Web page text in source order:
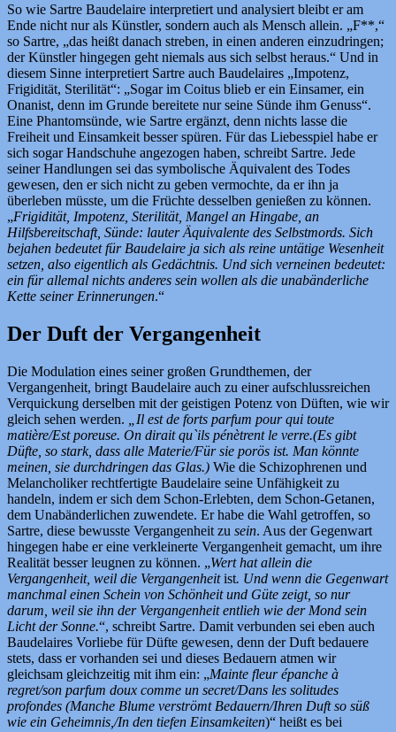
So wie Sartre Baudelaire interpretiert und analysiert bleibt er am
Ende nicht nur als Künstler, sondern auch als Mensch allein. „F**,“
so Sartre, „das heißt danach streben, in einen anderen einzudringen;
der Künstler hingegen geht niemals aus sich selbst heraus.“ Und in
diesem Sinne interpretiert Sartre auch Baudelaires „Impotenz,
Frigidität, Sterilität“: „Sogar im Coitus blieb er ein Einsamer, ein
Onanist, denn im Grunde bereitete nur seine Sünde ihm Genuss“.
Eine Phantomsünde, wie Sartre ergänzt, denn nichts lasse die
Freiheit und Einsamkeit besser spüren. Für das Liebesspiel habe er
sich sogar Handschuhe angezogen haben, schreibt Sartre. Jede
seiner Handlungen sei das symbolische Äquivalent des Todes
gewesen, den er sich nicht zu geben vermochte, da er ihn ja
überleben müsste, um die Früchte desselben genießen zu können.
„Frigidität, Impotenz, Sterilität, Mangel an Hingabe, an
Hilfsbereitschaft, Sünde: lauter Äquivalente des Selbstmords. Sich
bejahen bedeutet für Baudelaire ja sich als reine untätige Wesenheit
setzen, also eigentlich als Gedächtnis. Und sich verneinen bedeutet:
ein für allemal nichts anderes sein wollen als die unabänderliche
Kette seiner Erinnerungen.“
Der Duft der Vergangenheit
Die Modulation eines seiner großen Grundthemen, der
Vergangenheit, bringt Baudelaire auch zu einer aufschlussreichen
Verquickung derselben mit der geistigen Potenz von Düften, wie wir
gleich sehen werden.
„Il est de forts parfum pour qui toute
matière/Est poreuse. On dirait qu`ils pénètrent le verre.(Es gibt
Düfte, so stark, dass alle Materie/Für sie porös ist. Man könnte
meinen, sie durchdringen das Glas.) Wie die Schizophrenen und
Melancholiker rechtfertigte Baudelaire seine Unfähigkeit zu
handeln, indem er sich dem Schon-Erlebten, dem Schon-Getanen,
dem Unabänderlichen zuwendete. Er habe die Wahl getroffen, so
Sartre, diese bewusste Vergangenheit zu sein. Aus der Gegenwart
hingegen habe er eine verkleinerte Vergangenheit gemacht, um ihre
Realität besser leugnen zu können. „Wert hat allein die
Vergangenheit, weil die Vergangenheitist. Und wenn die Gegenwart
manchmal einen Schein von Schönheit und Güte zeigt, so nur
darum, weil sie ihn der Vergangenheit entlieh wie der Mond sein
Licht der Sonne.“, schreibt Sartre. Damit verbunden sei eben auch
Baudelaires Vorliebe für Düfte gewesen, denn der Duft bedauere
stets, dass er vorhanden sei und dieses Bedauern atmen wir
gleichsam gleichzeitig mit ihm ein: „Mainte fleur épanche à
regret/son parfum doux comme un secret/Dans les solitudes
profondes (Manche Blume verströmt Bedauern/Ihren Duft so süß
wie ein Geheimnis,/In den tiefen Einsamkeiten)“ heißt es bei